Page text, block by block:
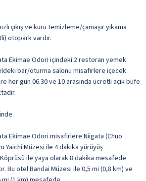
çıkış ve kuru temizleme/çamaşır yıkama
otopark vardır.
Ekimae Odori içindeki 2 restoran yemek
bar/oturma salonu misafirlere içecek
her gün 06.30 ve 10 arasında ücretli açık büfe
Ekimae Odori misafirlere Niigata (Chuo
Yaichi Müzesi ile 4 dakika yürüyüş
ile yaya olarak 8 dakika mesafede
Bu otel Bandai Müzesi ile 0,5 mi (0,8 km) ve